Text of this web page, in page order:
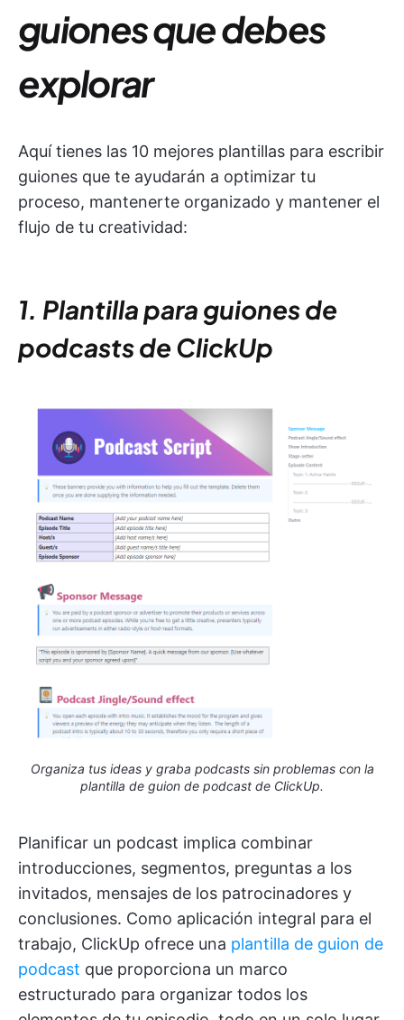
guiones que debes
explorar
Aquí tienes las 10 mejores plantillas para escribir
guiones que te ayudarán a optimizar tu
proceso, mantenerte organizado y mantener el
flujo de tu creatividad:
1. Plantilla para guiones de
podcasts de ClickUp
Organiza tus ideas y graba podcasts sin problemas con la
plantilla de guion de podcast de ClickUp.
Planificar un podcast implica combinar
introducciones, segmentos, preguntas a los
invitados, mensajes de los patrocinadores y
conclusiones. Como aplicación integral para el
trabajo, ClickUp ofrece una plantilla de guion de
podcast que proporciona un marco
estructurado para organizar todos los